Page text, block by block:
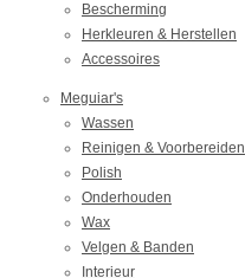
Bescherming
Herkleuren & Herstellen
Accessoires
Meguiar's
Wassen
Reinigen & Voorbereiden
Polish
Onderhouden
Wax
Velgen & Banden
Interieur